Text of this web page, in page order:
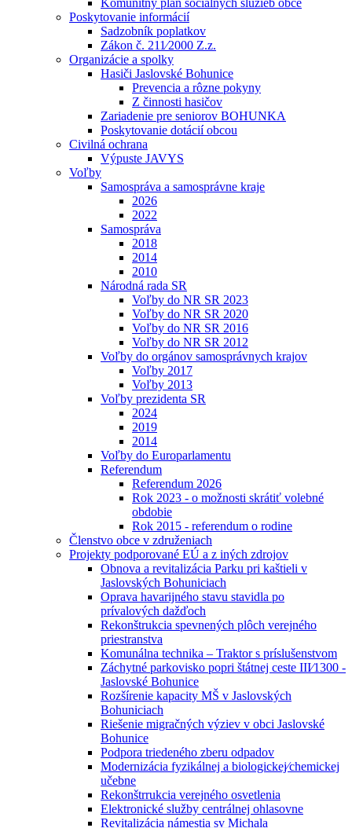
Komunitný plán sociálnych služieb obce
Poskytovanie informácií
Sadzobník poplatkov
Zákon č. 211⁄2000 Z.z.
Organizácie a spolky
Hasiči Jaslovské Bohunice
Prevencia a rôzne pokyny
Z činnosti hasičov
Zariadenie pre seniorov BOHUNKA
Poskytovanie dotácií obcou
Civilná ochrana
Výpuste JAVYS
Voľby
Samospráva a samosprávne kraje
2026
2022
Samospráva
2018
2014
2010
Národná rada SR
Voľby do NR SR 2023
Voľby do NR SR 2020
Voľby do NR SR 2016
Voľby do NR SR 2012
Voľby do orgánov samosprávnych krajov
Voľby 2017
Voľby 2013
Voľby prezidenta SR
2024
2019
2014
Voľby do Europarlamentu
Referendum
Referendum 2026
Rok 2023 - o možnosti skrátiť volebné
obdobie
Rok 2015 - referendum o rodine
Členstvo obce v združeniach
Projekty podporované EÚ a z iných zdrojov
Obnova a revitalizácia Parku pri kaštieli v
Jaslovských Bohuniciach
Oprava havarijného stavu stavidla po
prívalových dažďoch
Rekonštrukcia spevnených plôch verejného
priestranstva
Komunálna technika – Traktor s príslušenstvom
Záchytné parkovisko popri štátnej ceste III⁄1300 -
Jaslovské Bohunice
Rozšírenie kapacity MŠ v Jaslovských
Bohuniciach
Riešenie migračných výziev v obci Jaslovské
Bohunice
Podpora triedeného zberu odpadov
Modernizácia fyzikálnej a biologickej⁄chemickej
učebne
Rekonštrrukcia verejného osvetlenia
Elektronické služby centrálnej ohlasovne
Revitalizácia námestia sv Michala